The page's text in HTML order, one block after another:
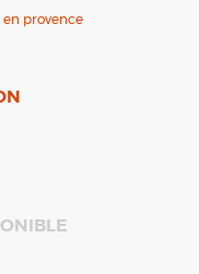
provence